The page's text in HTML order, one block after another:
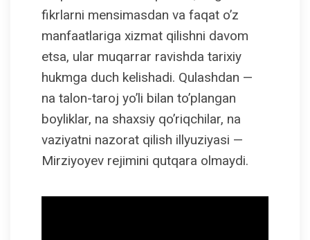
fikrlarni mensimasdan va faqat o’z
manfaatlariga xizmat qilishni davom
etsa, ular muqarrar ravishda tarixiy
hukmga duch kelishadi. Qulashdan —
na talon-taroj yo’li bilan to’plangan
boyliklar, na shaxsiy qo’riqchilar, na
vaziyatni nazorat qilish illyuziyasi —
Mirziyoyev rejimini qutqara olmaydi.